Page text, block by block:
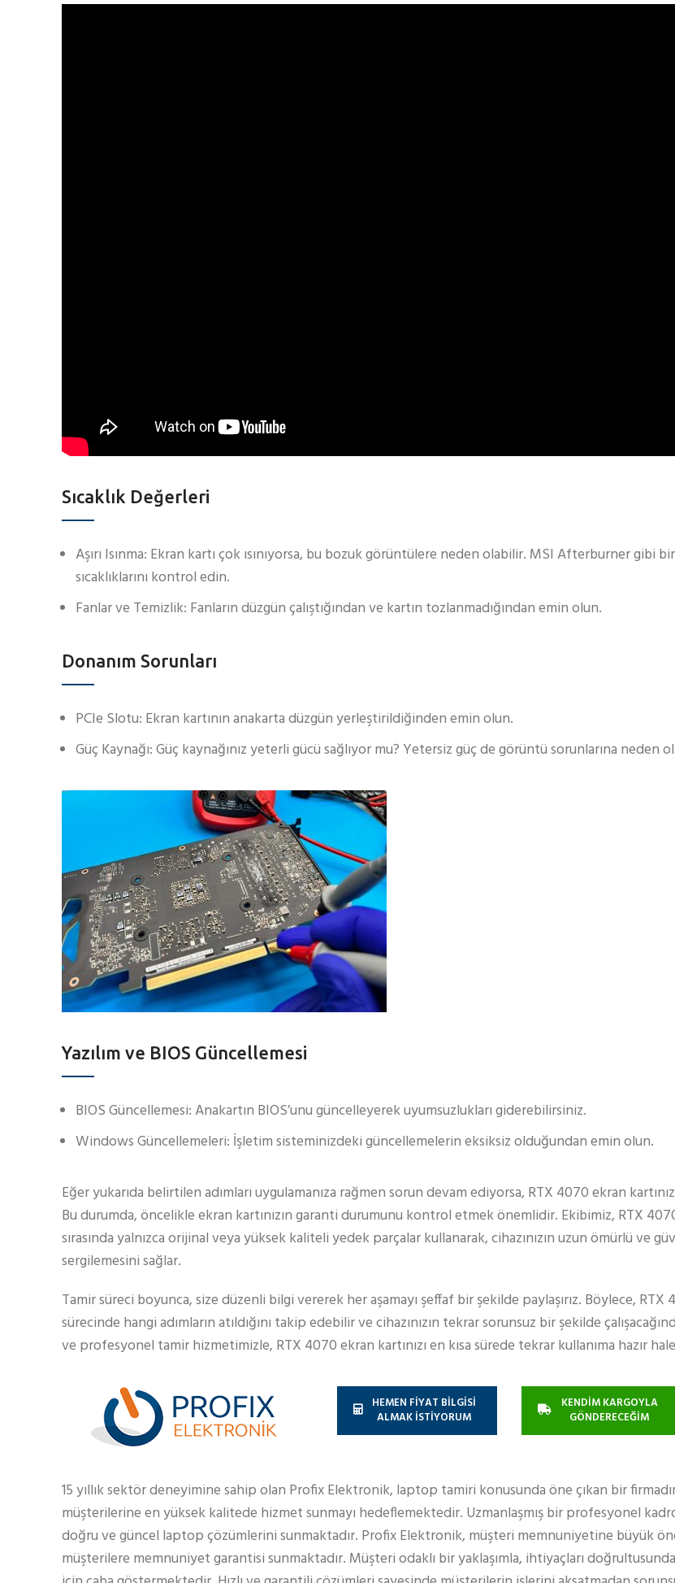
Sıcaklık Değerleri
Aşırı Isınma: Ekran kartı çok ısınıyorsa, bu bozuk görüntülere neden olabilir. MSI Afterburner gibi bir
sıcaklıklarını kontrol edin.
Fanlar ve Temizlik: Fanların düzgün çalıştığından ve kartın tozlanmadığından emin olun.
Donanım Sorunları
PCIe Slotu: Ekran kartının anakarta düzgün yerleştirildiğinden emin olun.
Güç Kaynağı: Güç kaynağınız yeterli gücü sağlıyor mu? Yetersiz güç de görüntü sorunlarına neden
Yazılım ve BIOS Güncellemesi
BIOS Güncellemesi: Anakartın BIOS’unu güncelleyerek uyumsuzlukları giderebilirsiniz.
Windows Güncellemeleri: İşletim sisteminizdeki güncellemelerin eksiksiz olduğundan emin olun.
Eğer yukarıda belirtilen adımları uygulamanıza rağmen sorun devam ediyorsa, RTX 4070 ekran
Bu durumda, öncelikle ekran kartınızın garanti durumunu kontrol etmek önemlidir. Ekibimiz, RTX
sırasında yalnızca orijinal veya yüksek kaliteli yedek parçalar kullanarak, cihazınızın uzun ömürlü ve
sergilemesini sağlar.
Tamir süreci boyunca, size düzenli bilgi vererek her aşamayı şeffaf bir şekilde paylaşırız. Böylece, RTX
sürecinde hangi adımların atıldığını takip edebilir ve cihazınızın tekrar sorunsuz bir şekilde
ve profesyonel tamir hizmetimizle, RTX 4070 ekran kartınızı en kısa sürede tekrar kullanıma hazır
HEMEN FİYAT BİLGİSİ
ALMAK İSTİYORUM
KENDİM KARGOYLA
GÖNDERECEĞİM
15 yıllık sektör deneyimine sahip olan Profix Elektronik, laptop tamiri konusunda öne çıkan bir
müşterilerine en yüksek kalitede hizmet sunmayı hedeflemektedir. Uzmanlaşmış bir profesyonel
doğru ve güncel laptop çözümlerini sunmaktadır. Profix Elektronik, müşteri memnuniyetine büyük
müşterilere memnuniyet garantisi sunmaktadır. Müşteri odaklı bir yaklaşımla, ihtiyaçları